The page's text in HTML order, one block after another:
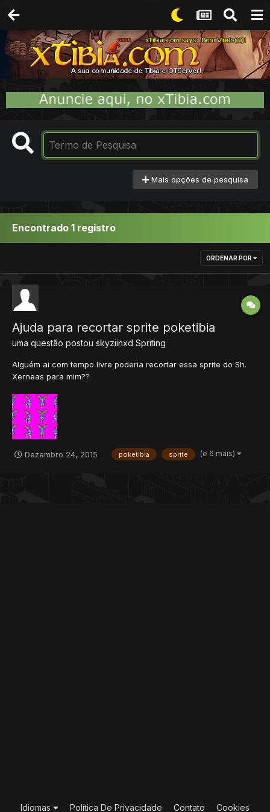
Mais opções de pesquisa
Encontrado 1 registro
ORDENAR POR
Ajuda para recortar sprite poketibia
uma questão postou skyziinxd Spriting
Alguém ai com tempo livre poderia recortar essa sprite do Sh.
Xerneas para mim??
Dezembro 24, 2015 poketibia sprite (e 6 mais)
Idiomas Política De Privacidade Contato Cookies